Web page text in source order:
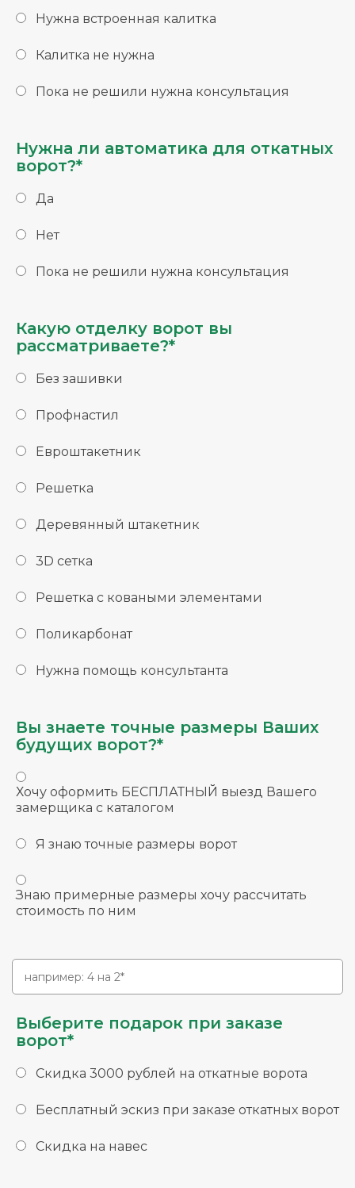
Нужна встроенная калитка
Калитка не нужна
Пока не решили нужна консультация
Нужна ли автоматика для откатных
ворот?*
Да
Нет
Пока не решили нужна консультация
Какую отделку ворот вы
рассматриваете?*
Без зашивки
Профнастил
Евроштакетник
Решетка
Деревянный штакетник
3D сетка
Решетка с коваными элементами
Поликарбонат
Нужна помощь консультанта
Вы знаете точные размеры Ваших
будущих ворот?*
Хочу оформить БЕСПЛАТНЫЙ выезд Вашего
замерщика с каталогом
Я знаю точные размеры ворот
Знаю примерные размеры хочу рассчитать
стоимость по ним
Выберите подарок при заказе
ворот*
Скидка 3000 рублей на откатные ворота
Бесплатный эскиз при заказе откатных ворот
Скидка на навес